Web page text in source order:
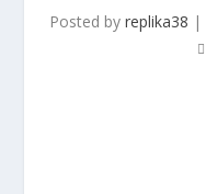
Posted by replika38 |